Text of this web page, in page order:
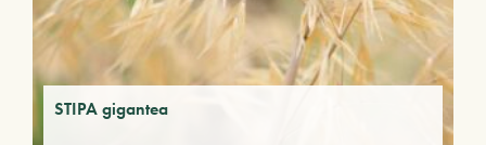
STIPA gigantea